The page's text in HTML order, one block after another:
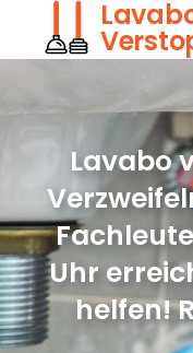
Lavabo
Uhr
helfen!